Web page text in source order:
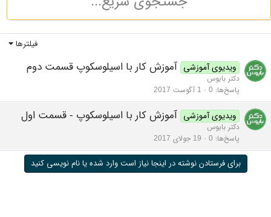
فیلترها
ویدیوی آموزشی آموزش کار با اسیلوسکوپ قسمت دوم
دکتر بایوس
پاسخ‌ها 0 1 آگوست 2017
ویدیوی آموزشی آموزش کار با اسیلوسکوپ - قسمت اول
دکتر بایوس
پاسخ‌ها 0 19 جولای 2017
برای فرستادن نوشته در اینجا نیاز است وارد شده یا نام نویسی کنید